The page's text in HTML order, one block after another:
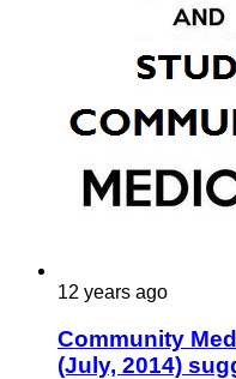
12 years ago
Community
(July, 2014)